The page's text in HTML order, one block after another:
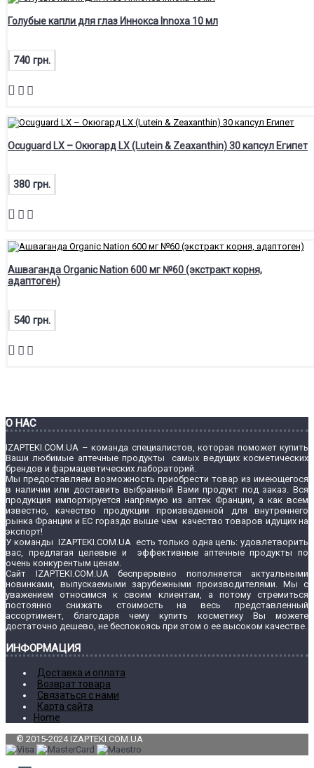
Голубые капли для глаз Иннокса Innoxa 10 мл
740 грн.
Ocuguard LX – Окюгард LX (Lutein & Zeaxanthin) 30 капсул Египет
380 грн.
Ашваганда Organic Nation 600 мг №60 (экстракт корня,
адаптоген)
540 грн.
О НАС
IZAPTEKI.COM.UA – команда специалистов, которая поможет купить
Ваши любимые аптечные продукты самых ведущих косметических
брендов и фармацевтических лабораторий.
Мы предоставляем возможность приобрести товар из имеющегося
в наличии или доставить выбранный Вами продукт под заказ. Вся
продукция импортируется напрямую из аптек Франции, а как всем
известно, качество продукции произведенной для внутреннего
рынка Франции и ЕС гораздо выше чем качество товаров идущих на
экспорт!
У команды IZAPTEKI.COM.UA есть только одна цель: удовлетворить
вас, предлагая целевые и эффективные аптечные продукты по
очень конкурентым ценам.
Сайт IZAPTEKI.COM.UA беспрерывно пополняется актуальными
новинками, выпускаемыми зарубежными производителями. Мы с
уважением относимся к своим клиентам, а потому стремиться
постоянно снижать стоимость на весь представленный
ассортимент, благодаря чему купить косметику Вы можете
достаточно дешево, не беспокоясь при этом о ее высоком качестве.
ИНФОРМАЦИЯ
Доставка и оплата
Возврат товара
Связаться с нами
Карта сайта
Home
© 2015-2024 IZAPTEKI.COM.UA